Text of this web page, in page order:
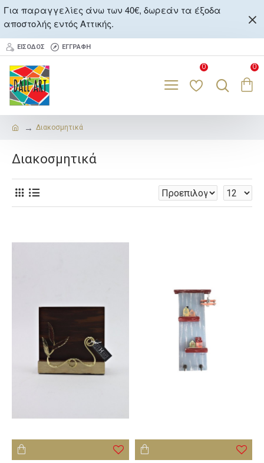
Για παραγγελίες άνω των 40€, δωρεάν τα έξοδα
αποστολής εντός Αττικής.
ΕΊΣΟΔΟΣ ΕΓΓΡΑΦΉ
0 0
Διακοσμητικά
Διακοσμητικά